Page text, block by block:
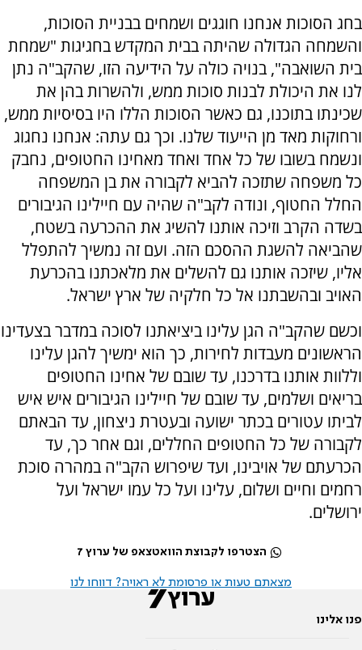
בחג הסוכות אנחנו חוגגים ושמחים בבניית הסוכות,
והשמחה הגדולה שהיתה בבית המקדש בחגיגות "שמחת
בית השואבה", בנויה כולה על הידיעה הזו, שהקב"ה נתן
לנו את היכולת לבנות סוכות ממש, ולהשרות בהן את
שכינתו בתוכנו, גם כאשר הסוכות הללו היו בסיסיות ממש,
ורחוקות מאד מן הייעוד שלנו. וכך גם עתה: אנחנו נחגוג
ונשמח בשובו של כל אחד ואחד מאחינו החטופים, נחבק
כל משפחה שתזכה להביא לקבורה את בן המשפחה
החלל החטוף, ונודה לקב"ה שהיה עם חיילינו הגיבורים
בשדה הקרב וזיכה אותנו להשיג את ההכרעה בשטח,
שהביאה להשגת ההסכם הזה. ועם זה נמשיך להתפלל
אליו, שיזכה אותנו גם להשלים את מלאכתנו בהכרעת
האויב ובהשבתנו אל כל חלקיה של ארץ ישראל.
וכשם שהקב"ה הגן עלינו ביציאתנו לסוכה במדבר בצעדינו
הראשונים מעבדות לחירות, כך הוא ימשיך להגן עלינו
וללוות אותנו בדרכנו, עד שובם של אחינו החטופים
בריאים ושלמים, עד שובם של חיילינו הגיבורים איש איש
לביתו עטורים בכתר ישועה ובעטרת ניצחון, עד הבאתם
לקבורה של כל החטופים החללים, וגם אחר כך, עד
הכרעתם של אויבינו, ועד שיפרוש הקב"ה במהרה סוכת
רחמים וחיים ושלום, עלינו ועל כל עמו ישראל ועל
ירושלים.
הצטרפו לקבוצת הוואטצאפ של ערוץ 7
מצאתם טעות או פרסומת לא ראויה? דווחו לנו
פנו אלינו